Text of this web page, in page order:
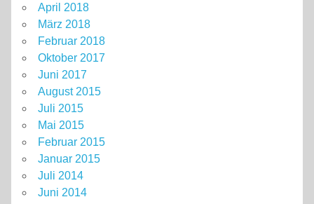
April 2018
März 2018
Februar 2018
Oktober 2017
Juni 2017
August 2015
Juli 2015
Mai 2015
Februar 2015
Januar 2015
Juli 2014
Juni 2014